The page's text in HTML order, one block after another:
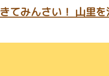
きてみんさい！ 山里